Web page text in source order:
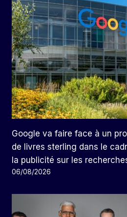
Google va faire face à un
de livres sterling dans le
la publicité sur les
06/08/2026